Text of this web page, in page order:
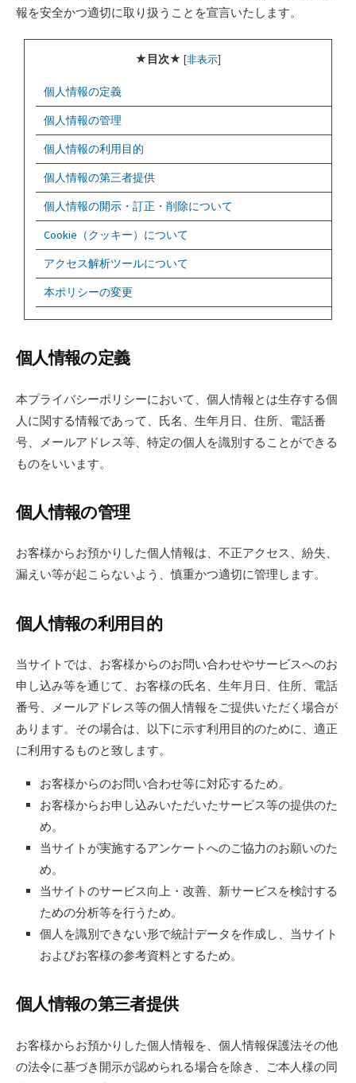
報を安全かつ適切に取り扱うことを宣言いたします。
★目次★ [非表示]
個人情報の定義
個人情報の管理
個人情報の利用目的
個人情報の第三者提供
個人情報の開示・訂正・削除について
Cookie（クッキー）について
アクセス解析ツールについて
本ポリシーの変更
個人情報の定義
本プライバシーポリシーにおいて、個人情報とは生存する個
人に関する情報であって、氏名、生年月日、住所、電話番
号、メールアドレス等、特定の個人を識別することができる
ものをいいます。
個人情報の管理
お客様からお預かりした個人情報は、不正アクセス、紛失、
漏えい等が起こらないよう、慎重かつ適切に管理します。
個人情報の利用目的
当サイトでは、お客様からのお問い合わせやサービスへのお
申し込み等を通じて、お客様の氏名、生年月日、住所、電話
番号、メールアドレス等の個人情報をご提供いただく場合が
あります。その場合は、以下に示す利用目的のために、適正
に利用するものと致します。
お客様からのお問い合わせ等に対応するため。
お客様からお申し込みいただいたサービス等の提供のた
め。
当サイトが実施するアンケートへのご協力のお願いのた
め。
当サイトのサービス向上・改善、新サービスを検討する
ための分析等を行うため。
個人を識別できない形で統計データを作成し、当サイト
およびお客様の参考資料とするため。
個人情報の第三者提供
お客様からお預かりした個人情報を、個人情報保護法その他
の法令に基づき開示が認められる場合を除き、ご本人様の同